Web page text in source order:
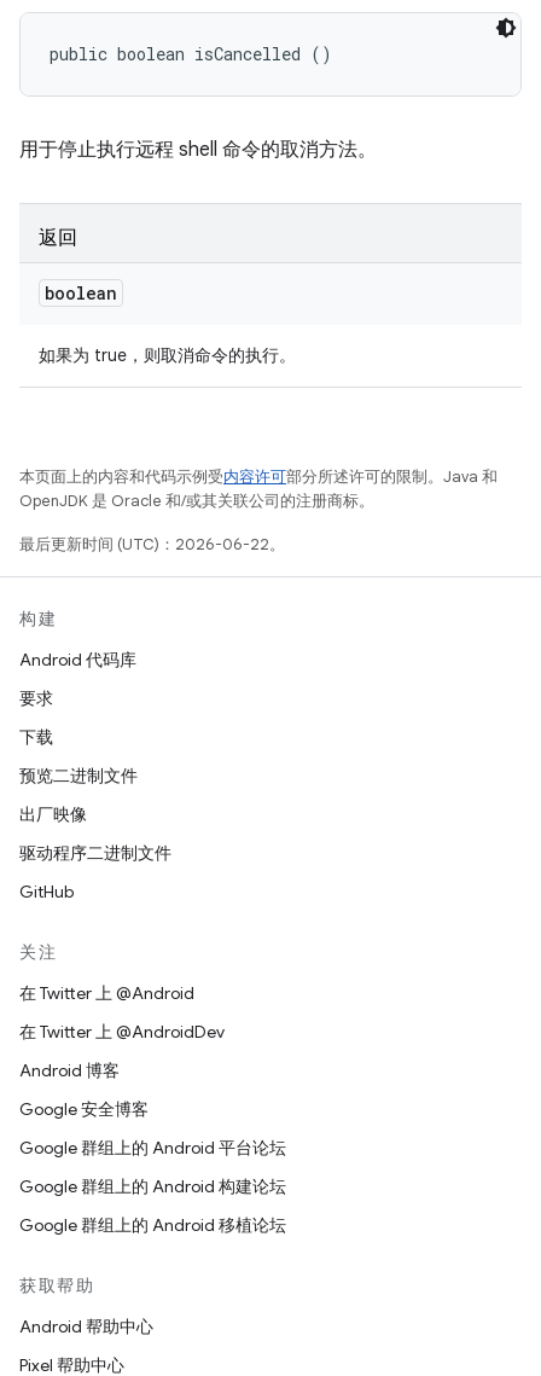
public boolean isCancelled ()
用于停止执行远程 shell 命令的取消方法。
返回
boolean
如果为 true，则取消命令的执行。
本页面上的内容和代码示例受内容许可部分所述许可的限制。Java 和
OpenJDK 是 Oracle 和/或其关联公司的注册商标。
最后更新时间 (UTC)：2026-06-22。
构建
Android 代码库
要求
下载
预览二进制文件
出厂映像
驱动程序二进制文件
GitHub
关注
在 Twitter 上 @Android
在 Twitter 上 @AndroidDev
Android 博客
Google 安全博客
Google 群组上的 Android 平台论坛
Google 群组上的 Android 构建论坛
Google 群组上的 Android 移植论坛
获取帮助
Android 帮助中心
Pixel 帮助中心